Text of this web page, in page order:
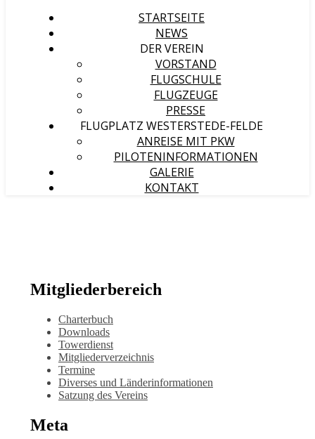
STARTSEITE
NEWS
DER VEREIN
VORSTAND
FLUGSCHULE
FLUGZEUGE
PRESSE
FLUGPLATZ WESTERSTEDE-FELDE
ANREISE MIT PKW
PILOTENINFORMATIONEN
GALERIE
KONTAKT
Mitgliederbereich
Charterbuch
Downloads
Towerdienst
Mitgliederverzeichnis
Termine
Diverses und Länderinformationen
Satzung des Vereins
Meta